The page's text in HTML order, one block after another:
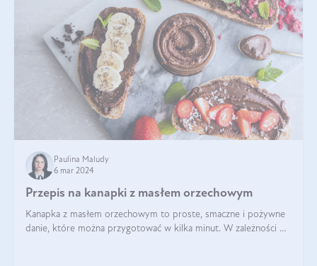
Paulina Maludy
6 mar 2024
Przepis na kanapki z masłem orzechowym
Kanapka z masłem orzechowym to proste, smaczne i pożywne
danie, które można przygotować w kilka minut. W zależności od